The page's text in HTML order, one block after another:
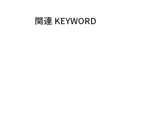
関連 KEYWORD